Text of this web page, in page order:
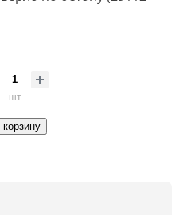
шт
корзину